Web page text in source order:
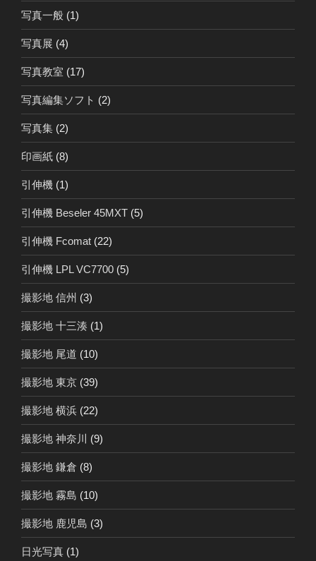
写真一般 (1)
写真展 (4)
写真教室 (17)
写真編集ソフト (2)
写真集 (2)
印画紙 (8)
引伸機 (1)
引伸機 Beseler 45MXT (5)
引伸機 Fcomat (22)
引伸機 LPL VC7700 (5)
撮影地 信州 (3)
撮影地 十三湊 (1)
撮影地 尾道 (10)
撮影地 東京 (39)
撮影地 横浜 (22)
撮影地 神奈川 (9)
撮影地 鎌倉 (8)
撮影地 霧島 (10)
撮影地 鹿児島 (3)
日光写真 (1)